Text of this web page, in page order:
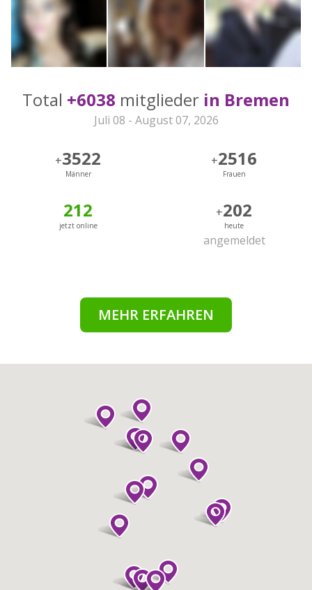
Total +6038 mitglieder in Bremen
Juli 08 - August 07, 2026
+3522
Männer
+2516
Frauen
212
jetzt online
+202
heute
angemeldet
MEHR ERFAHREN